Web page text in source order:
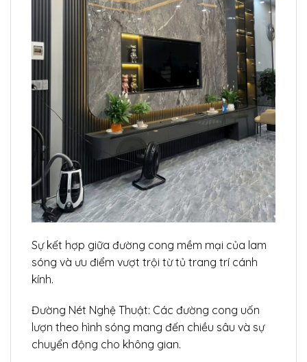
Sự kết hợp giữa đường cong mềm mại của lam
sóng và ưu điểm vượt trội từ tủ trang trí cánh
kính.
Đường Nét Nghệ Thuật: Các đường cong uốn
lượn theo hình sóng mang đến chiều sâu và sự
chuyển động cho không gian.